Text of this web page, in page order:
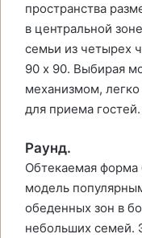
пространства
в центральной
семьи из четырех
90 x 90. Выбирая
механизмом,
для приема гостей.
Раунд.
Обтекаемая форма
модель
обеденных зон в
небольших семей.